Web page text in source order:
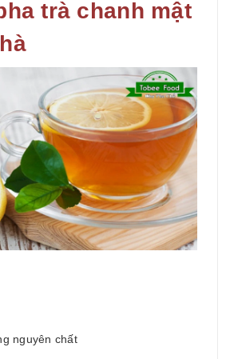
trà chanh mật
nguyên chất